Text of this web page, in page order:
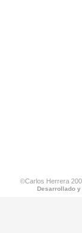
©Carlos Herrera
Desarrollado